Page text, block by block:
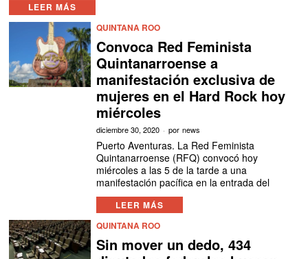
LEER MÁS
QUINTANA ROO
Convoca Red Feminista
Quintanarroense a
manifestación exclusiva de
mujeres en el Hard Rock hoy
miércoles
diciembre 30, 2020 por news
Puerto Aventuras. La Red Feminista
Quintanarroense (RFQ) convocó hoy
miércoles a las 5 de la tarde a una
manifestación pacífica en la entrada del
LEER MÁS
QUINTANA ROO
Sin mover un dedo, 434